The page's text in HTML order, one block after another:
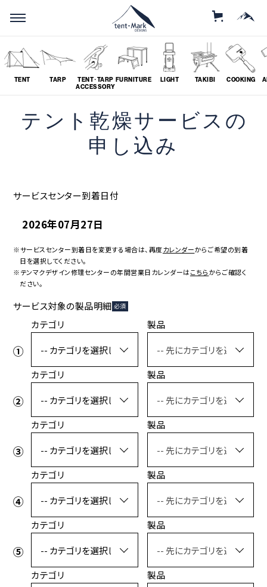
STORE
MOUNTAIN
TENT
TARP
TENT･TARP
ACCESSORY
FURNITURE LIGHT TAKIBI COOKING
SEARCH
# SOLO
ツーリング
コラボレーション
# COLLABORATION
粋
革道
# LEATHER
ABOUT US COLLABORATOR
SHOP LIST 修理サービス
INFORMATION CONTACT
ONLINE STORE
MOUNTAIN
テント乾燥サービスの
申し込み
サービスセンター到着日付
2026年07月27日
※サービスセンター到着日を変更する場合は、再度カレンダーからご希望の到着
日を選択してください。
※テンマクデザイン修理センターの年間営業日カレンダーはこちらからご確認く
ださい。
サービス対象の製品明細 必須
カテゴリ 製品
カテゴリ 製品
カテゴリ 製品
カテゴリ 製品
カテゴリ 製品
カテゴリ 製品